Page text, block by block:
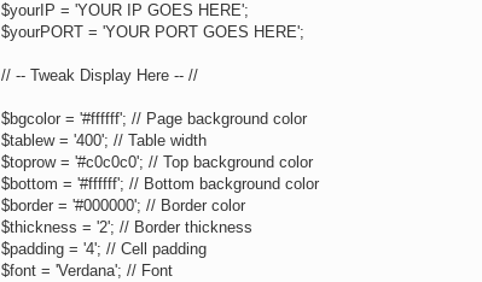
$yourIP = 'YOUR IP GOES HERE';
$yourPORT = 'YOUR PORT GOES HERE';
// -- Tweak Display Here -- //
$bgcolor = '#ffffff'; // Page background color
$tablew = '400'; // Table width
$toprow = '#c0c0c0'; // Top background color
$bottom = '#ffffff'; // Bottom background color
$border = '#000000'; // Border color
$thickness = '2'; // Border thickness
$padding = '4'; // Cell padding
$font = 'Verdana'; // Font